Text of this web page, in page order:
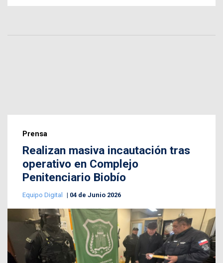
Prensa
Realizan masiva incautación tras
operativo en Complejo
Penitenciario Biobío
Equipo Digital 04 de Junio 2026